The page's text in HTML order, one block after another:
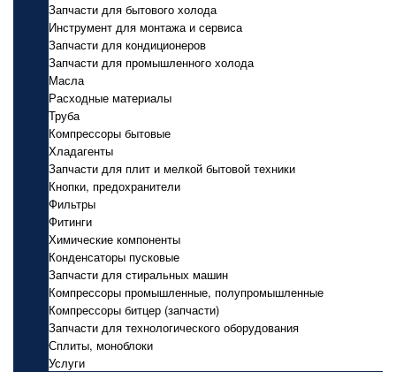
Запчасти для бытового холода
Инструмент для монтажа и сервиса
Запчасти для кондиционеров
Запчасти для промышленного холода
Масла
Расходные материалы
Труба
Компрессоры бытовые
Хладагенты
Запчасти для плит и мелкой бытовой техники
Кнопки, предохранители
Фильтры
Фитинги
Химические компоненты
Конденсаторы пусковые
Запчасти для стиральных машин
Компрессоры промышленные, полупромышленные
Компрессоры битцер (запчасти)
Запчасти для технологического оборудования
Сплиты, моноблоки
Услуги